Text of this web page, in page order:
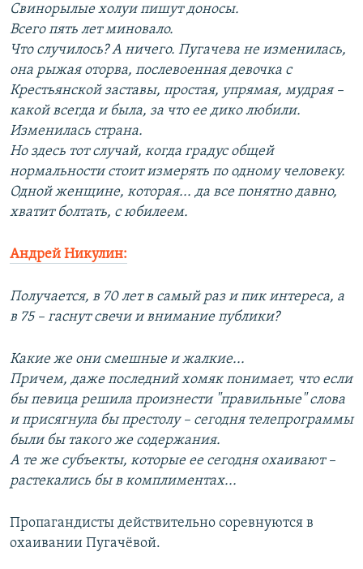
Свинорылые холуи пишут доносы.
Всего пять лет миновало.
Что случилось? А ничего. Пугачева не изменилась,
она рыжая оторва, послевоенная девочка с
Крестьянской заставы, простая, упрямая, мудрая –
какой всегда и была, за что ее дико любили.
Изменилась страна.
Но здесь тот случай, когда градус общей
нормальности стоит измерять по одному человеку.
Одной женщине, которая... да все понятно давно,
хватит болтать, с юбилеем.
Андрей Никулин:
Получается, в 70 лет в самый раз и пик интереса, а
в 75 – гаснут свечи и внимание публики?
Какие же они смешные и жалкие...
Причем, даже последний хомяк понимает, что если
бы певица решила произнести "правильные" слова
и присягнула бы престолу – сегодня телепрограммы
были бы такого же содержания.
А те же субъекты, которые ее сегодня охаивают –
растекались бы в комплиментах...
Пропагандисты действительно соревнуются в
охаивании Пугачёвой.